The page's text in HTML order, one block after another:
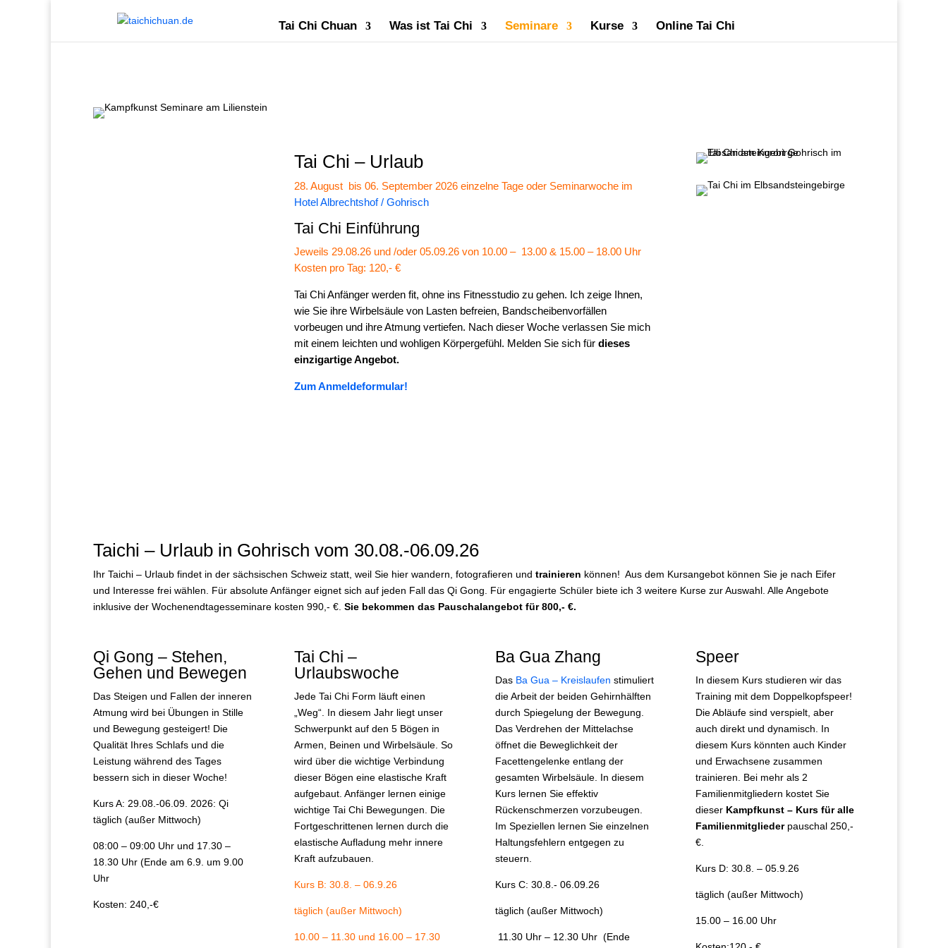
Tai Chi Chuan Was ist Tai Chi Seminare Kurse Online Tai Chi
Tai Chi – Urlaub
28. August bis 06. September 2026 einzelne Tage oder Seminarwoche im
Hotel Albrechtshof / Gohrisch
Tai Chi Einführung
Jeweils 29.08.26 und /oder 05.09.26 von 10.00 – 13.00 & 15.00 – 18.00 Uhr
Kosten pro Tag: 120,- €
Tai Chi Anfänger werden fit, ohne ins Fitnesstudio zu gehen. Ich zeige Ihnen,
wie Sie ihre Wirbelsäule von Lasten befreien, Bandscheibenvorfällen
vorbeugen und ihre Atmung vertiefen. Nach dieser Woche verlassen Sie mich
mit einem leichten und wohligen Körpergefühl. Melden Sie sich fürdieses
einzigartige Angebot.
Zum Anmeldeformular!
Taichi – Urlaub in Gohrisch vom 30.08.-06.09.26
Ihr Taichi – Urlaub findet in der sächsischen Schweiz statt, weil Sie hier wandern, fotografieren und trainieren können! Aus dem Kursangebot können Sie je nach Eifer
und Interesse frei wählen. Für absolute Anfänger eignet sich auf jeden Fall das Qi Gong. Für engagierte Schüler biete ich 3 weitere Kurse zur Auswahl. Alle Angebote
inklusive der Wochenendtagesseminare kosten 990,- €. Sie bekommen das Pauschalangebot für 800,- €.
Qi Gong – Stehen,
Gehen und Bewegen
Das Steigen und Fallen der inneren
Atmung wird bei Übungen in Stille
und Bewegung gesteigert! Die
Qualität Ihres Schlafs und die
Leistung während des Tages
bessern sich in dieser Woche!
Kurs A: 29.08.-06.09. 2026: Qi
täglich (außer Mittwoch)
08:00 – 09:00 Uhr und 17.30 –
18.30 Uhr (Ende am 6.9. um 9.00
Uhr
Kosten: 240,-€
Tai Chi –
Urlaubswoche
Jede Tai Chi Form läuft einen
„Weg“. In diesem Jahr liegt unser
Schwerpunkt auf den 5 Bögen in
Armen, Beinen und Wirbelsäule. So
wird über die wichtige Verbindung
dieser Bögen eine elastische Kraft
aufgebaut. Anfänger lernen einige
wichtige Tai Chi Bewegungen. Die
Fortgeschrittenen lernen durch die
elastische Aufladung mehr innere
Kraft aufzubauen.
Kurs B: 30.8. – 06.9.26
täglich (außer Mittwoch)
10.00 – 11.30 und 16.00 – 17.30
Ba Gua Zhang
Das Ba Gua – Kreislaufen stimuliert
die Arbeit der beiden Gehirnhälften
durch Spiegelung der Bewegung.
Das Verdrehen der Mittelachse
öffnet die Beweglichkeit der
Facettengelenke entlang der
gesamten Wirbelsäule. In diesem
Kurs lernen Sie effektiv
Rückenschmerzen vorzubeugen.
Im Speziellen lernen Sie einzelnen
Haltungsfehlern entgegen zu
steuern.
Kurs C: 30.8.- 06.09.26
täglich (außer Mittwoch)
11.30 Uhr – 12.30 Uhr (Ende
Speer
In diesem Kurs studieren wir das
Training mit dem Doppelkopfspeer!
Die Abläufe sind verspielt, aber
auch direkt und dynamisch. In
diesem Kurs könnten auch Kinder
und Erwachsene zusammen
trainieren. Bei mehr als 2
Familienmitgliedern kostet Sie
dieser Kampfkunst – Kurs für alle
Familienmitgliederpauschal 250,-
€.
Kurs D: 30.8. – 05.9.26
täglich (außer Mittwoch)
15.00 – 16.00 Uhr